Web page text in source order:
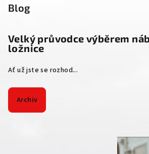
Blog
Velký průvodce výběrem
ložnice
Ať už jste se rozhod...
Archiv